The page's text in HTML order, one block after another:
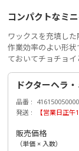
コンパクトなミ
ワックスを充填した
作業効率のよい形
ておいてチョチョ
ドクターヘラ
品番
発送
【営業日正
販売価格
（単価 × 入数）